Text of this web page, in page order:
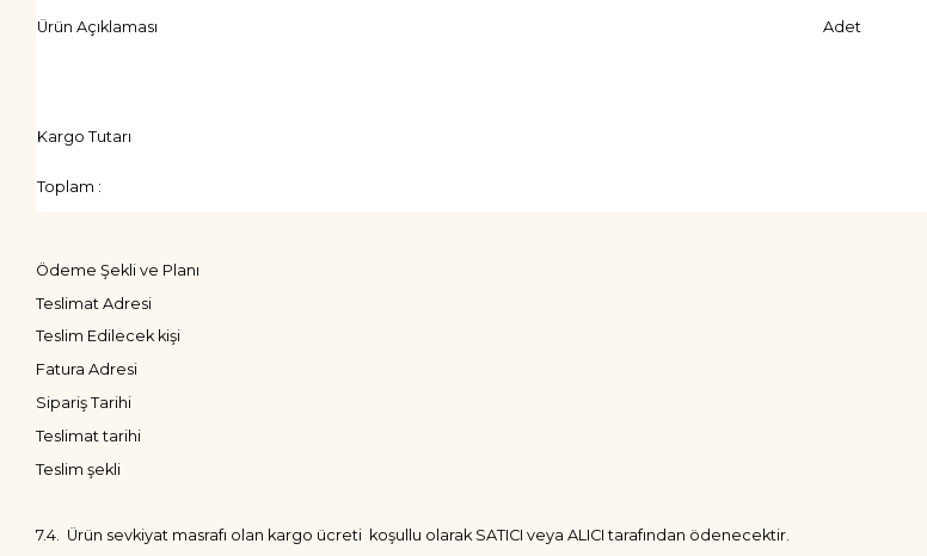
Ürün Açıklaması Adet
Kargo Tutarı
Toplam :
Ödeme Şekli ve Planı
Teslimat Adresi
Teslim Edilecek kişi
Fatura Adresi
Sipariş Tarihi
Teslimat tarihi
Teslim şekli
7.4. Ürün sevkiyat masrafı olan kargo ücreti koşullu olarak SATICI veya ALICI tarafından ödenecektir.